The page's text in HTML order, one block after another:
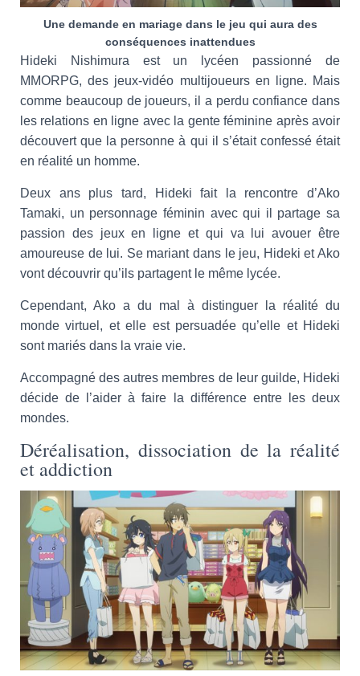
Une demande en mariage dans le jeu qui aura des
conséquences inattendues
Hideki Nishimura est un lycéen passionné de
MMORPG, des jeux-vidéo multijoueurs en ligne. Mais
comme beaucoup de joueurs, il a perdu confiance dans
les relations en ligne avec la gente féminine après avoir
découvert que la personne à qui il s’était confessé était
en réalité un homme.
Deux ans plus tard, Hideki fait la rencontre d’Ako
Tamaki, un personnage féminin avec qui il partage sa
passion des jeux en ligne et qui va lui avouer être
amoureuse de lui. Se mariant dans le jeu, Hideki et Ako
vont découvrir qu’ils partagent le même lycée.
Cependant, Ako a du mal à distinguer la réalité du
monde virtuel, et elle est persuadée qu’elle et Hideki
sont mariés dans la vraie vie.
Accompagné des autres membres de leur guilde, Hideki
décide de l’aider à faire la différence entre les deux
mondes.
Déréalisation, dissociation de la réalité
et addiction